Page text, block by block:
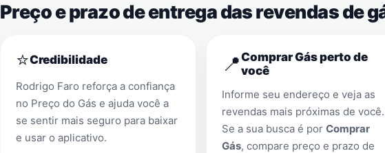
Preço e prazo de entrega das revendas de
⭐Credibilidade
Rodrigo Faro reforça a confiança
no Preço do Gás e ajuda você a
se sentir mais seguro para baixar
e usar o aplicativo.
📍Comprar Gás perto de
você
Informe seu endereço e veja as
revendas mais próximas de você.
Se a sua busca é por Comprar
Gás, compare preço e prazo de